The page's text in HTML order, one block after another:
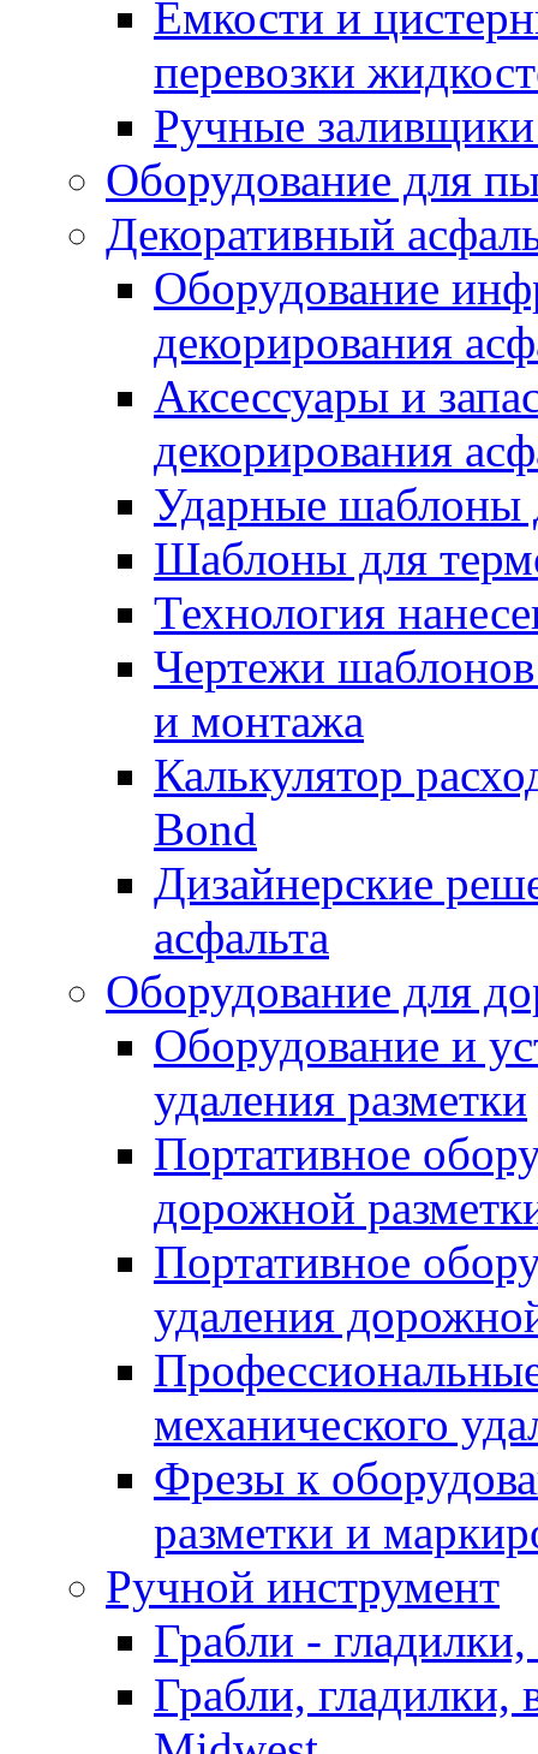
Емкости и
перевозки
Ручные
Оборудование для
Декоративный
Оборудование
декорирования
Аксессуары и
декорирования
Ударные шаблоны
Шаблоны для
Технология
Чертежи шаблонов
и монтажа
Калькулятор
Bond
Дизайнерские
асфальта
Оборудование для
Оборудование и
удаления разметки
Портативное
дорожной
Портативное
удаления
механического
Фрезы к
разметки и
Ручной инструмент
Грабли -
Грабли, гладилки,